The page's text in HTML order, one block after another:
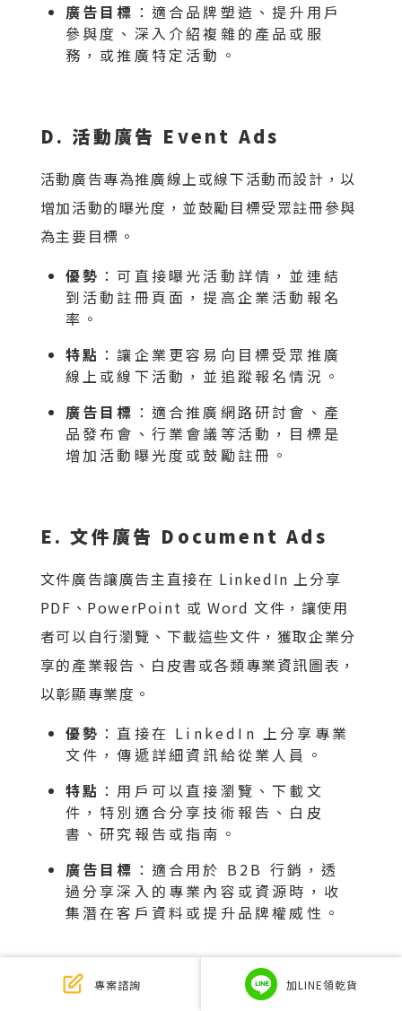
專案諮詢 加LINE領乾貨
廣告目標 ：適合品牌塑造、提升用戶
參與度、深入介紹複雜的產品或服
務，或推廣特定活動。
D. 活動廣告 Event Ads
活動廣告專為推廣線上或線下活動而設計，以
增加活動的曝光度，並鼓勵目標受眾註冊參與
為主要目標。
優勢 ：可直接曝光活動詳情，並連結
到活動註冊頁面，提高企業活動報名
率。
特點 ：讓企業更容易向目標受眾推廣
線上或線下活動，並追蹤報名情況。
廣告目標 ：適合推廣網路研討會、產
品發布會、行業會議等活動，目標是
增加活動曝光度或鼓勵註冊。
E. 文件廣告 Document Ads
文件廣告讓廣告主直接在 LinkedIn 上分享
PDF、PowerPoint 或 Word 文件，讓使用
者可以自行瀏覽、下載這些文件，獲取企業分
享的產業報告、白皮書或各類專業資訊圖表，
以彰顯專業度。
優勢 ：直接在 LinkedIn 上分享專業
文件，傳遞詳細資訊給從業人員。
特點 ：用戶可以直接瀏覽、下載文
件，特別適合分享技術報告、白皮
書、研究報告或指南。
廣告目標 ：適合用於 B2B 行銷，透
過分享深入的專業內容或資源時，收
集潛在客戶資料或提升品牌權威性。